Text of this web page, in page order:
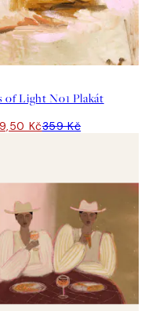
of Light No1 Plakát
Kč359 Kč